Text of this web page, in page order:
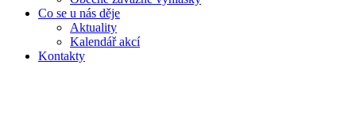
Co se u nás děje
Aktuality
Kalendář akcí
Kontakty